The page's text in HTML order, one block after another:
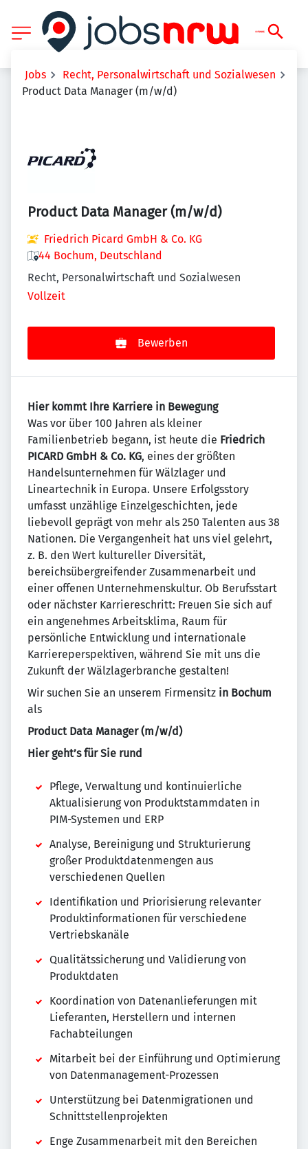
Jobs
Recht, Personalwirtschaft und Sozialwesen
Product Data Manager (m/w/d)
Product Data Manager (m/w/d)
Friedrich Picard GmbH & Co. KG
44 Bochum, Deutschland
Recht, Personalwirtschaft und Sozialwesen
Vollzeit
Bewerben
Hier kommt Ihre Karriere in Bewegung
Was vor über 100 Jahren als kleiner
Familienbetrieb begann, ist heute die Friedrich
PICARD GmbH & Co. KG, eines der größten
Handelsunternehmen für Wälzlager und
Lineartechnik in Europa. Unsere Erfolgsstory
umfasst unzählige Einzelgeschichten, jede
liebevoll geprägt von mehr als 250 Talenten aus 38
Nationen. Die Vergangenheit hat uns viel gelehrt,
z. B. den Wert kultureller Diversität,
bereichsübergreifender Zusammenarbeit und
einer offenen Unternehmenskultur. Ob Berufsstart
oder nächster Karriereschritt: Freuen Sie sich auf
ein angenehmes Arbeitsklima, Raum für
persönliche Entwicklung und internationale
Karriereperspektiven, während Sie mit uns die
Zukunft der Wälzlagerbranche gestalten!
Wir suchen Sie an unserem Firmensitz in Bochum
als
Product Data Manager (m/w/d)
Hier geht’s für Sie rund
Pflege, Verwaltung und kontinuierliche
Aktualisierung von Produktstammdaten in
PIM-Systemen und ERP
Analyse, Bereinigung und Strukturierung
großer Produktdatenmengen aus
verschiedenen Quellen
Identifikation und Priorisierung relevanter
Produktinformationen für verschiedene
Vertriebskanäle
Qualitätssicherung und Validierung von
Produktdaten
Koordination von Datenanlieferungen mit
Lieferanten, Herstellern und internen
Fachabteilungen
Mitarbeit bei der Einführung und Optimierung
von Datenmanagement-Prozessen
Unterstützung bei Datenmigrationen und
Schnittstellenprojekten
Enge Zusammenarbeit mit den Bereichen